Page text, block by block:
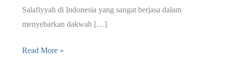
Salafiyyah di Indonesia yang sangat berjasa dalam
menyebarkan dakwah […]
Biografi
Read More »